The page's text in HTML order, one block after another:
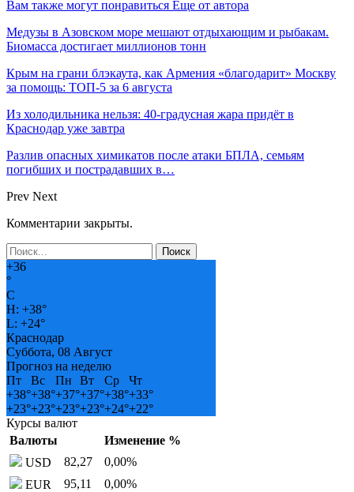
Вам также могут понравиться Еще от автора
Медузы в Азовском море мешают отдыхающим и рыбакам.
Биомасса достигает миллионов тонн
Крым на грани блэкаута, как Армения «благодарит» Москву
за помощь: ТОП-5 за 6 августа
Из холодильника нельзя: 40-градусная жара придёт в
Краснодар уже завтра
Разлив опасных химикатов после атаки БПЛА, семьям
погибших и пострадавших в…
Prev Next
Комментарии закрыты.
+36
°
C
H: +38°
L: +24°
Краснодар
Суббота, 08 Август
Прогноз на неделю
Пт
Вс Пн Вт Ср
Чт
+38°+38°+37°+37°+38°+33°
+23°+23°+23°+23°+24°+22°
Курсы валют
Валюты
Изменение %
USD
82,27 0,00%
EUR
95,11 0,00%